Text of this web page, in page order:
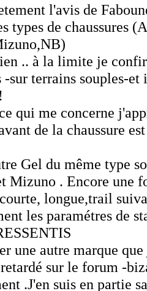
l'avis de
types de chaussures
.. à la limite je
-sur terrains souples-
qui me concerne
de la chaussure
Gel du même type
Mizuno . Encore une
longue,trail
les paramétres de
une autre marque
sur le forum -
.J'en suis en partie